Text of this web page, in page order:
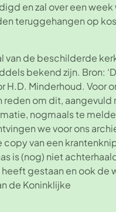
en zal over een week
teruggehangen op
van de beschilderde
bekend zijn. Bron:
H.D. Minderhoud. Voor
reden om dit, aangevuld
nogmaals te
we voor ons
copy van een
is (nog) niet
gestaan en ook de
de Koninklijke